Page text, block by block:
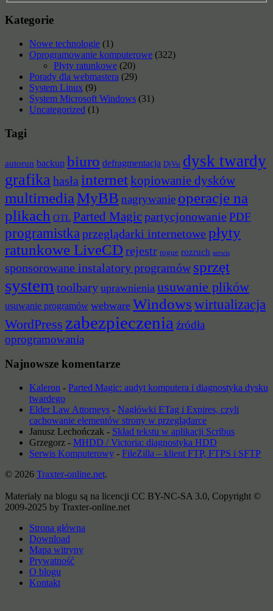
Kategorie
Nowe technologie (1)
Oprogramowanie komputerowe (322)
Płyty ratunkowe (20)
Porady dla webmastera (29)
System Linux (9)
System Microsoft Windows (31)
Uncategorized (1)
Tagi
autorun backup biuro defragmentacja DjVu dysk twardy
grafika hasła internetkopiowanie dysków
multimediaMyBB nagrywanie operacje na
plikach OTL Parted Magicpartycjonowanie PDF
programistka przeglądarki internetowe płyty
ratunkowe LiveCD rejestr rogue rozruch serwis
sponsorowane instalatory programów sprzęt
system toolbary uprawnienia usuwanie plików
usuwanie programów webware Windowswirtualizacja
WordPress zabezpieczenia źródła
oprogramowania
Najnowsze komentarze
Kaleron - Parted Magic: audyt komputera i diagnostyka dysku
twardego
Elder Law Attorneys - Nagłówki ETag i Expires, czyli
cachowanie elementów strony w przeglądarce
Janusz Lechończak - Skład tekstu w aplikacji Scribus
Grzegorz - MHDD / Victoria: diagnostyka HDD
Serwis Komputerowy - FileZilla – klient FTP, FTPS i SFTP
© 2026 Traxter-online.net.
Materiały na blogu są na licencji CC BY-NC-SA 3.0, Copyright ©
2009-2025 by Traxter-online.net
Strona główna
Download
Mapa witryny
Prywatność
O blogu
Kontakt